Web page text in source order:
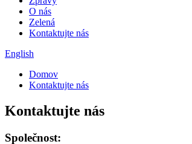
O nás
Zelená
Kontaktujte nás
English
Domov
Kontaktujte nás
Kontaktujte nás
Společnost: